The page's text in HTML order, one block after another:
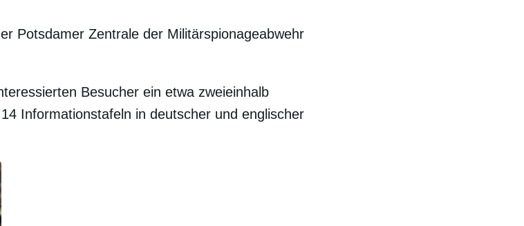
Potsdamer Zentrale der Militärspionageabwehr
Besucher ein etwa zweieinhalb
Informationstafeln in deutscher und englischer